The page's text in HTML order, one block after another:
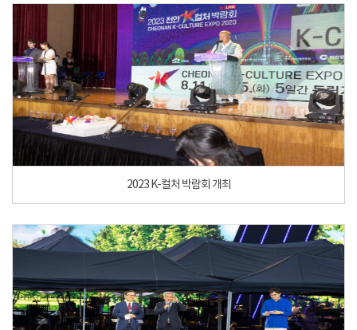
2023 K-컬처 박람회 개최